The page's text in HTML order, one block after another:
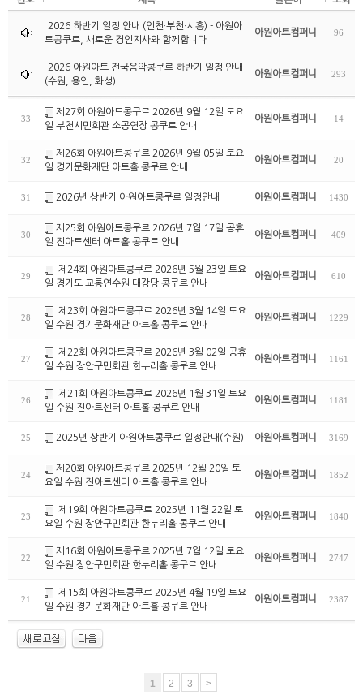
2026 하반기 일정 안내 (인천·부천·시흥) - 아원아
트콩쿠르, 새로운 경인지사와 함께합니다
아원아트컴퍼니 96
2026 아원아트 전국음악콩쿠르 하반기 일정 안내
(수원, 용인, 화성)
아원아트컴퍼니 293
33
제27회 아원아트콩쿠르 2026년 9월 12일 토요
일 부천시민회관 소공연장 콩쿠르 안내
아원아트컴퍼니 14
32
제26회 아원아트콩쿠르 2026년 9월 05일 토요
일 경기문화재단 아트홀 콩쿠르 안내
아원아트컴퍼니 20
31 2026년 상반기 아원아트콩쿠르 일정안내 아원아트컴퍼니 1430
30
제25회 아원아트콩쿠르 2026년 7월 17일 공휴
일 진아트센터 아트홀 콩쿠르 안내
아원아트컴퍼니 409
29
제24회 아원아트콩쿠르 2026년 5월 23일 토요
일 경기도 교통연수원 대강당 콩쿠르 안내
아원아트컴퍼니 610
28
제23회 아원아트콩쿠르 2026년 3월 14일 토요
일 수원 경기문화재단 아트홀 콩쿠르 안내
아원아트컴퍼니 1229
27
제22회 아원아트콩쿠르 2026년 3월 02일 공휴
일 수원 장안구민회관 한누리홀 콩쿠르 안내
아원아트컴퍼니 1161
26
제21회 아원아트콩쿠르 2026년 1월 31일 토요
일 수원 진아트센터 아트홀 콩쿠르 안내
아원아트컴퍼니 1181
25 2025년 상반기 아원아트콩쿠르 일정안내(수원) 아원아트컴퍼니 3169
24
제20회 아원아트콩쿠르 2025년 12월 20일 토
요일 수원 진아트센터 아트홀 콩쿠르 안내
아원아트컴퍼니 1852
23
제19회 아원아트콩쿠르 2025년 11월 22일 토
요일 수원 장안구민회관 한누리홀 콩쿠르 안내
아원아트컴퍼니 1840
22
제16회 아원아트콩쿠르 2025년 7월 12일 토요
일 수원 장안구민회관 한누리홀 콩쿠르 안내
아원아트컴퍼니 2747
21
제15회 아원아트콩쿠르 2025년 4월 19일 토요
일 수원 경기문화재단 아트홀 콩쿠르 안내
아원아트컴퍼니 2387
1 2 3 >